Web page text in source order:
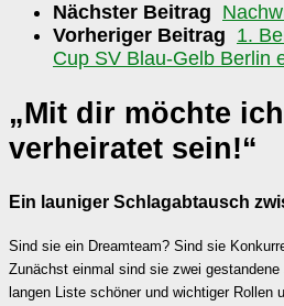
Nächster Beitrag
Vorheriger Beitrag 1.
Cup SV Blau-Gelb Berlin
„Mit dir möchte
verheiratet sein!“
Ein launiger Schlagabtausch
Sind sie ein Dreamteam? Sind sie
Zunächst einmal sind sie zwei
langen Liste schöner und wichtiger Rollen